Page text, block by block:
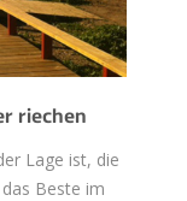
riechen
Lage ist, die
Beste im